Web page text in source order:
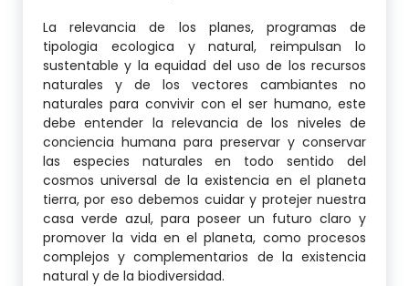
La relevancia de los planes, programas de
tipologia ecologica y natural, reimpulsan lo
sustentable y la equidad del uso de los recursos
naturales y de los vectores cambiantes no
naturales para convivir con el ser humano, este
debe entender la relevancia de los niveles de
conciencia humana para preservar y conservar
las especies naturales en todo sentido del
cosmos universal de la existencia en el planeta
tierra, por eso debemos cuidar y protejer nuestra
casa verde azul, para poseer un futuro claro y
promover la vida en el planeta, como procesos
complejos y complementarios de la existencia
natural y de la biodiversidad.